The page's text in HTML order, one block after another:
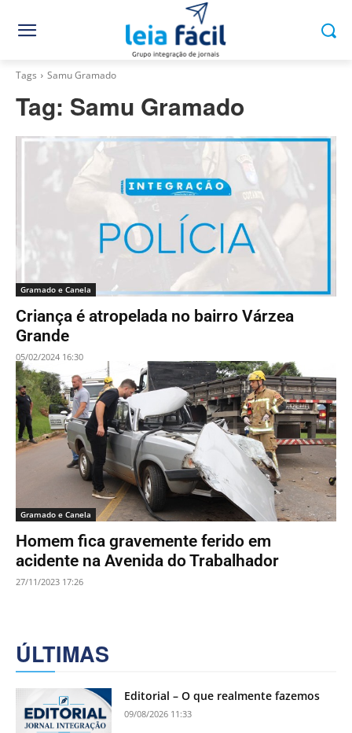
Tags Samu Gramado
Tag: Samu Gramado
Gramado e Canela
Criança é atropelada no bairro Várzea
Grande
05/02/2024 16:30
Gramado e Canela
Homem fica gravemente ferido em
acidente na Avenida do Trabalhador
27/11/2023 17:26
ÚLTIMAS
Editorial – O que realmente fazemos
09/08/2026 11:33